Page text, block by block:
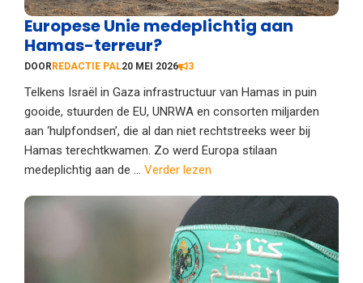
Europese Unie medeplichtig aan
Hamas-terreur?
DOORREDACTIE PAL20 MEI 2026 3
Telkens Israël in Gaza infrastructuur van Hamas in puin
gooide, stuurden de EU, UNRWA en consorten miljarden
aan ‘hulpfondsen’, die al dan niet rechtstreeks weer bij
Hamas terechtkwamen. Zo werd Europa stilaan
medeplichtig aan de ... Verder lezen